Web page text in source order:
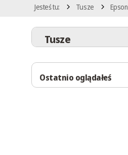
Jesteś tu: Tusze Epson
Tusze
Ostatnio oglądałeś